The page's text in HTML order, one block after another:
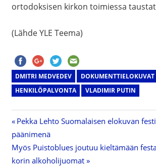
ortodoksisen kirkon toimiessa
(Lähde YLE Teema)
DMITRI MEDVEDEV
DOKUMENTTIELOKUVAT
HENKILÖPALVONTA
VLADIMIR PUTIN
Artikkelien
selaus
Previous
Post:
Pekka Lehto Suomalaisen elokuvan
päänimenä
Next
Post:
Myös Puistoblues joutuu kieltämään
korin alkoholijuomat